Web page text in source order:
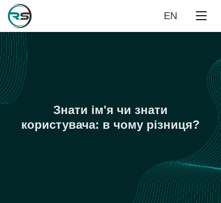
EN
Знати ім'я чи знати
користувача: в чому різниця?